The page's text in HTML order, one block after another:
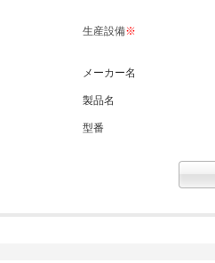
生産設備※
メーカー名
製品名
型番